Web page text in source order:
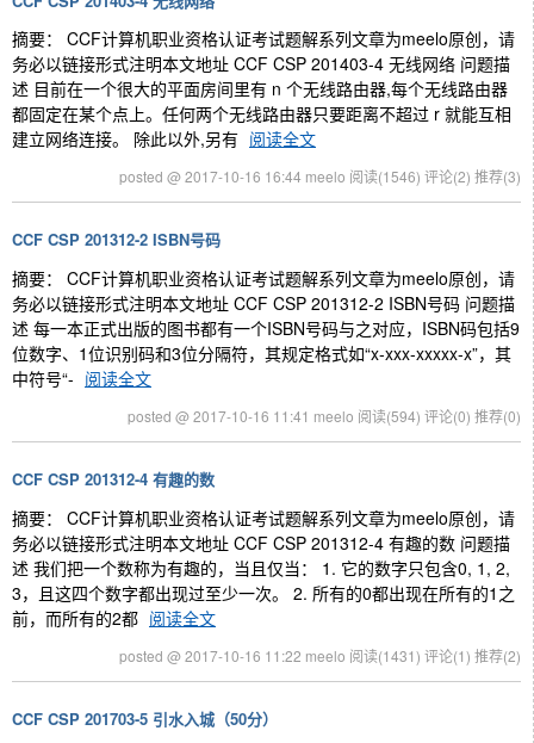
摘要： CCF计算机职业资格认证考试题解系列文章为meelo原创，请
务必以链接形式注明本文地址 CCF CSP 201403-4 无线网络 问题描
述 目前在一个很大的平面房间里有 n 个无线路由器,每个无线路由器
都固定在某个点上。任何两个无线路由器只要距离不超过 r 就能互相
建立网络连接。 除此以外,另有 阅读全文
posted @ 2017-10-16 16:44 meelo 阅读(1546) 评论(2) 推荐(3)
CCF CSP 201312-2 ISBN号码
摘要： CCF计算机职业资格认证考试题解系列文章为meelo原创，请
务必以链接形式注明本文地址 CCF CSP 201312-2 ISBN号码 问题描
述 每一本正式出版的图书都有一个ISBN号码与之对应，ISBN码包括9
位数字、1位识别码和3位分隔符，其规定格式如“x-xxx-xxxxx-x”，其
中符号“- 阅读全文
posted @ 2017-10-16 11:41 meelo 阅读(594) 评论(0) 推荐(0)
CCF CSP 201312-4 有趣的数
摘要： CCF计算机职业资格认证考试题解系列文章为meelo原创，请
务必以链接形式注明本文地址 CCF CSP 201312-4 有趣的数 问题描
述 我们把一个数称为有趣的，当且仅当： 1. 它的数字只包含0, 1, 2,
3，且这四个数字都出现过至少一次。 2. 所有的0都出现在所有的1之
前，而所有的2都 阅读全文
posted @ 2017-10-16 11:22 meelo 阅读(1431) 评论(1) 推荐(2)
CCF CSP 201703-5 引水入城（50分）